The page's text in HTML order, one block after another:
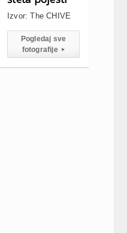
Izvor: The CHIVE
Pogledaj sve
fotografije▸